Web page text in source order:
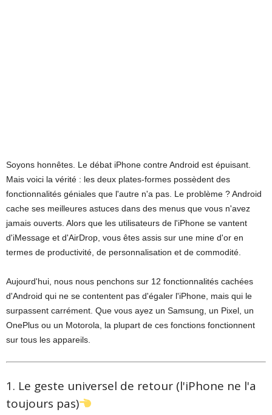
Soyons honnêtes. Le débat iPhone contre Android est épuisant.
Mais voici la vérité : les deux plates-formes possèdent des
fonctionnalités géniales que l'autre n'a pas. Le problème ? Android
cache ses meilleures astuces dans des menus que vous n'avez
jamais ouverts. Alors que les utilisateurs de l'iPhone se vantent
d'iMessage et d'AirDrop, vous êtes assis sur une mine d'or en
termes de productivité, de personnalisation et de commodité.
Aujourd'hui, nous nous penchons sur 12 fonctionnalités cachées
d'Android qui ne se contentent pas d'égaler l'iPhone, mais qui le
surpassent carrément. Que vous ayez un Samsung, un Pixel, un
OnePlus ou un Motorola, la plupart de ces fonctions fonctionnent
sur tous les appareils.
1. Le geste universel de retour (l'iPhone ne l'a
toujours pas)